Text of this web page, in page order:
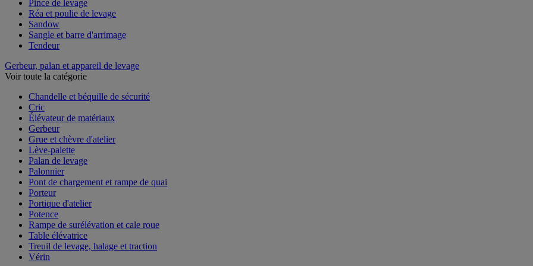
Pince de levage
Réa et poulie de levage
Sandow
Sangle et barre d'arrimage
Tendeur
Gerbeur, palan et appareil de levage
Voir toute la catégorie
Chandelle et béquille de sécurité
Cric
Élévateur de matériaux
Gerbeur
Grue et chèvre d'atelier
Lève-palette
Palan de levage
Palonnier
Pont de chargement et rampe de quai
Porteur
Portique d'atelier
Potence
Rampe de surélévation et cale roue
Table élévatrice
Treuil de levage, halage et traction
Vérin